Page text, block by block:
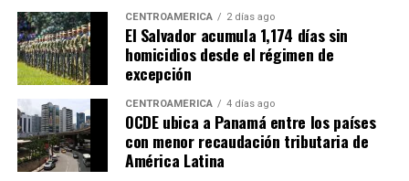
CENTROAMÉRICA 2 días ago
El Salvador acumula 1,174 días sin
homicidios desde el régimen de
excepción
CENTROAMÉRICA 4 días ago
OCDE ubica a Panamá entre los países
con menor recaudación tributaria de
América Latina